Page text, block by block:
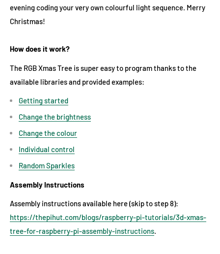
evening coding your very own colourful light sequence. Merry
Christmas!
How does it work?
The RGB Xmas Tree is super easy to program thanks to the
available libraries and provided examples:
Getting started
Change the brightness
Change the colour
Individual control
Random Sparkles
Assembly Instructions
Assembly instructions available here (skip to step 8):
https://thepihut.com/blogs/raspberry-pi-tutorials/3d-xmas-
tree-for-raspberry-pi-assembly-instructions.